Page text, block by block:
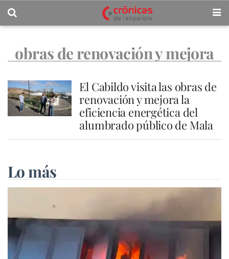
obras de renovación y mejora
la eficiencia energética
El Cabildo visita las obras de
renovación y mejora la
eficiencia energética del
alumbrado público de Mala
Lo más